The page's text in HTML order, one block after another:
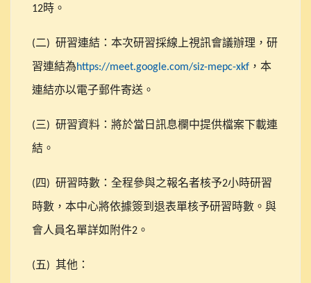
12時。
(二) 研習連結：本次研習採線上視訊會議辦理，研
習連結為https://meet.google.com/siz-mepc-xkf ，本
連結亦以電子郵件寄送。
(三) 研習資料：將於當日訊息欄中提供檔案下載連
結。
(四) 研習時數：全程參與之報名者核予2小時研習
時數，本中心將依據簽到退表單核予研習時數。與
會人員名單詳如附件2 。
(五) 其他：